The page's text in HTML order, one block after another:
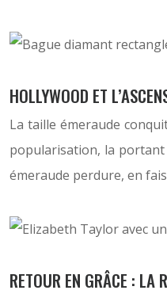
HOLLYWOOD ET
La taille émeraude
popularisation, la portant
émeraude perdure, en
RETOUR EN GRÂCE : LA